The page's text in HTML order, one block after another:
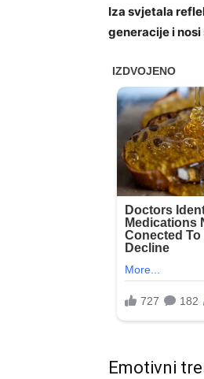
Iza svjetala
generacije i
Emotivni